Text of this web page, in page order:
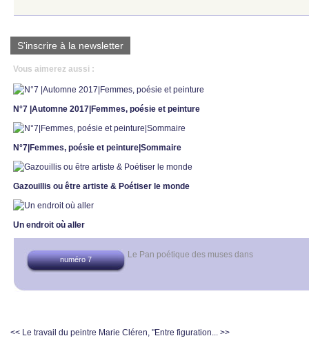
S'inscrire à la newsletter
Vous aimerez aussi :
N°7 |Automne 2017|Femmes, poésie et peinture
N°7|Femmes, poésie et peinture|Sommaire
Gazouillis ou être artiste & Poétiser le monde
Un endroit où aller
Le Pan poétique des muses dans
numéro 7
<< Le travail du peintre Marie Cléren, "Entre figuration... >>